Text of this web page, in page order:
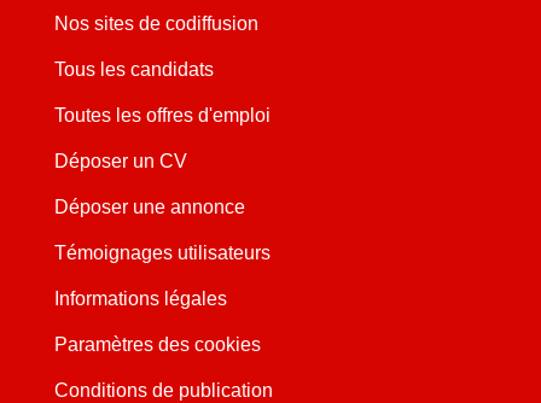
Nos sites de codiffusion
Tous les candidats
Toutes les offres d'emploi
Déposer un CV
Déposer une annonce
Témoignages utilisateurs
Informations légales
Paramètres des cookies
Conditions de publication